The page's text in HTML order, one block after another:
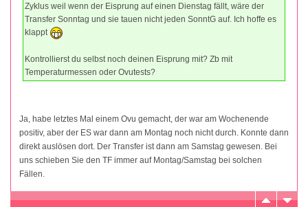
Zyklus weil wenn der Eisprung auf einen Dienstag fällt, wäre der
Transfer Sonntag und sie tauen nicht jeden SonntG auf. Ich hoffe es
klappt
Kontrollierst du selbst noch deinen Eisprung mit? Zb mit
Temperaturmessen oder Ovutests?
Ja, habe letztes Mal einem Ovu gemacht, der war am Wochenende
positiv, aber der ES war dann am Montag noch nicht durch. Konnte dann
direkt auslösen dort. Der Transfer ist dann am Samstag gewesen. Bei
uns schieben Sie den TF immer auf Montag/Samstag bei solchen
Fällen.